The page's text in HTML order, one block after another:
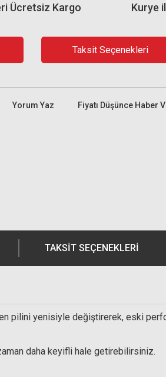
Kurye
Ücretsiz Kargo
Taksit Seçenekleri
Yorum Yaz Fiyatı Düşünce Haber
TAKSIT SEÇENEKLERI
pilini yenisiyle değiştirerek, eski
daha keyifli hale getirebilirsiniz.